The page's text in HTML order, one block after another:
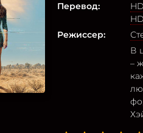
Перевод:
Режиссер:
В
–